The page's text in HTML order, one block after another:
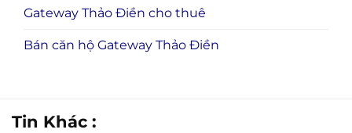
Gateway Thảo Điền cho thuê
Bán căn hộ Gateway Thảo Điền
Tin Khác :